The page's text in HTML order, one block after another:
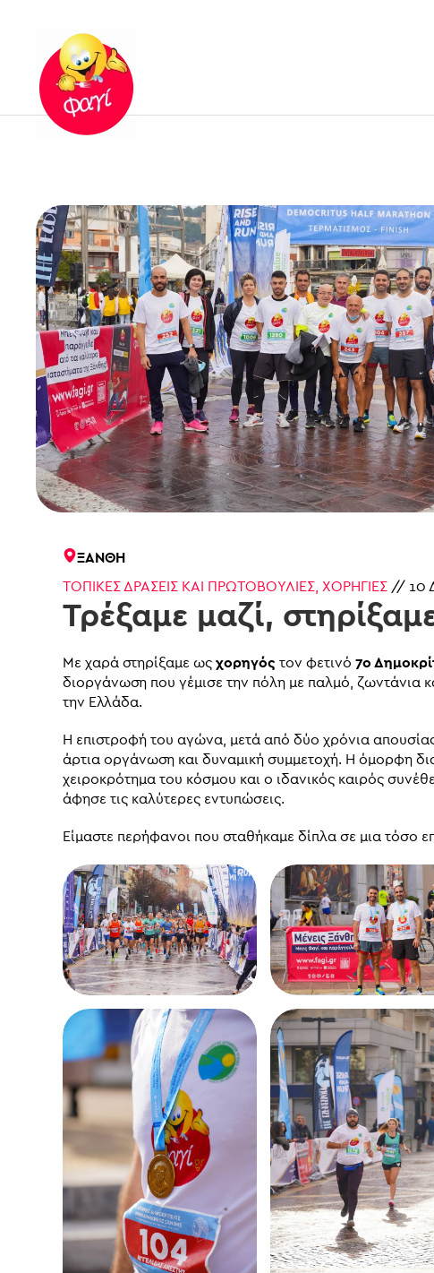
Skip to main content
ΞΆΝΘΗ
ΤΟΠΙΚΈΣ ΔΡΆΣΕΙΣ ΚΑΙ ΠΡΩΤΟΒΟΥΛΊΕΣ, ΧΟΡΗΓΊΕΣ // 10
Τρέξαμε μαζί,
Με χαρά στηρίξαμε ως χορηγός τον φετινό 7ο
διοργάνωση που γέμισε την πόλη με παλμό, ζωντάνια
την Ελλάδα.
Η επιστροφή του αγώνα, μετά από δύο χρόνια
άρτια οργάνωση και δυναμική συμμετοχή. Η όμορφη
χειροκρότημα του κόσμου και ο ιδανικός καιρός
άφησε τις καλύτερες εντυπώσεις.
Είμαστε περήφανοι που σταθήκαμε δίπλα σε μια τόσο